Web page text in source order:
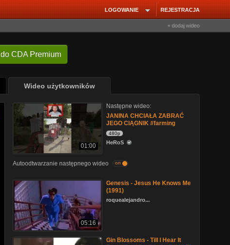
REJESTRACJA
LOGOWANIE
+ dodaj wideo
do CDA Premium
Wideo użytkowników
01:00
Następne wideo:
JANINA CHCIAŁA ZABRAĆ
JEGO CIĄGNIK #farming
480p
HeRoS
Autoodtwarzanie następnego wideo on
05:16
Genesis - Jesus He Knows Me
(1991)
roquealejandro...
Gin Blossoms - Till I Hear It